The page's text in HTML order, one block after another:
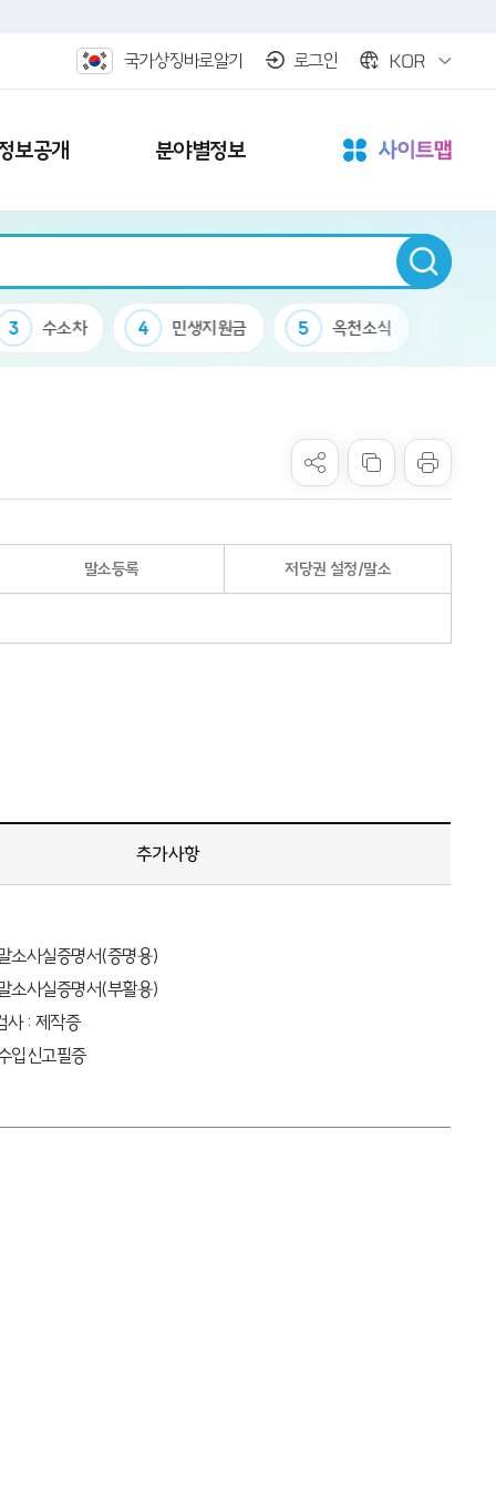
국가상징바로알기 로그인 KOR
보공개 분야별정보
3 수소차 4 민생지원금 5 옥천소식
말소등록 저당권 설정/말소
추가사항
소사실증명서(증명용)
소사실증명서(부활용)
사 : 제작증
입신고필증